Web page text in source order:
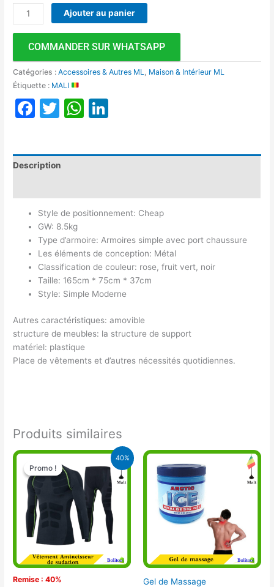
Ajouter au panier
COMMANDER SUR WHATSAPP
Catégories :Accessoires & Autres ML
Maison & Intérieur ML
Étiquette : MALI
Facebook
TwitterWhatsApp
Description
Style de positionnement: Cheap
GW: 8.5kg
Type d’armoire: Armoires simple avec port chaussure
Les éléments de conception: Métal
Classification de couleur: rose, fruit vert, noir
Taille: 165cm * 75cm * 37cm
Style: Simple Moderne
Autres caractéristiques: amovible
structure de meubles: la structure de support
matériel: plastique
Place de vêtements et d’autres nécessités quotidiennes.
Produits similaires
40%
Promo !
Remise : 40%
Promo !
Le
prix
initial
était :
20.000 CFA.
Le
prix
actuel
est :
12.000 CFA.
Gel de Massage